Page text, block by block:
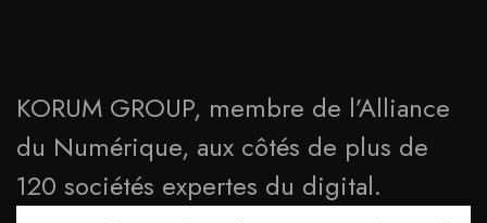
KORUM GROUP, membre de l’Alliance
du Numérique, aux côtés de plus de
120 sociétés expertes du digital.